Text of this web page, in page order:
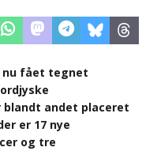
nu fået tegnet
blandt andet placeret
er 17 nye
og tre